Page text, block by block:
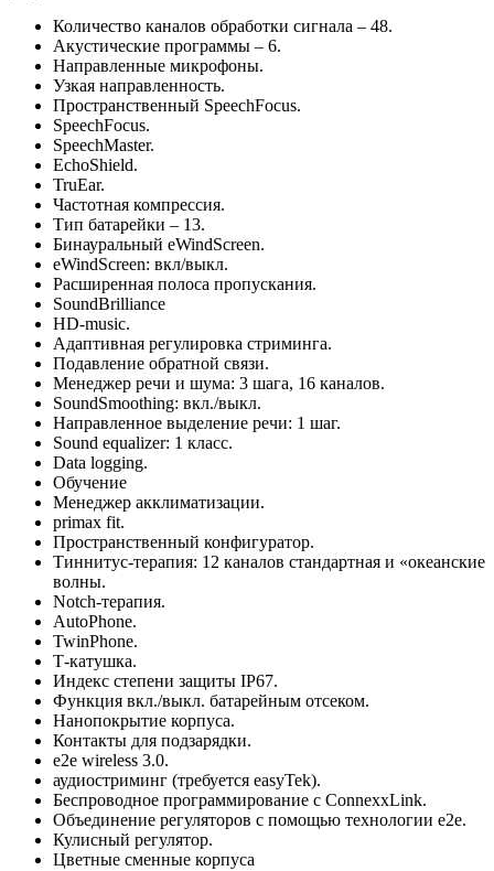
Количество каналов обработки сигнала – 48.
Акустические программы – 6.
Направленные микрофоны.
Узкая направленность.
Пространственный SpeechFocus.
SpeechFocus.
SpeechMaster.
EchoShield.
TruEar.
Частотная компрессия.
Тип батарейки – 13.
Бинауральный eWindScreen.
eWindScreen: вкл/выкл.
Расширенная полоса пропускания.
SoundBrilliance
HD-music.
Адаптивная регулировка стриминга.
Подавление обратной связи.
Менеджер речи и шума: 3 шага, 16 каналов.
SoundSmoothing: вкл./выкл.
Направленное выделение речи: 1 шаг.
Sound equalizer: 1 класс.
Data logging.
Обучение
Менеджер акклиматизации.
primax fit.
Пространственный конфигуратор.
Тиннитус-терапия: 12 каналов стандартная и «океанские
волны.
Notch-терапия.
AutoPhone.
TwinPhone.
Т-катушка.
Индекс степени защиты IP67.
Функция вкл./выкл. батарейным отсеком.
Нанопокрытие корпуса.
Контакты для подзарядки.
e2e wireless 3.0.
аудиостриминг (требуется easyTek).
Беспроводное программирование с ConnexxLink.
Объединение регуляторов с помощью технологии e2e.
Кулисный регулятор.
Цветные сменные корпуса